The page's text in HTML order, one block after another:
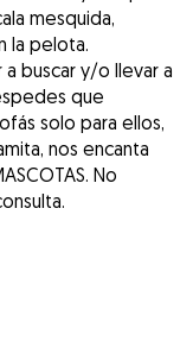
mesquida,
la pelota.
buscar y/o llevar a
que
solo para ellos,
nos encanta
No